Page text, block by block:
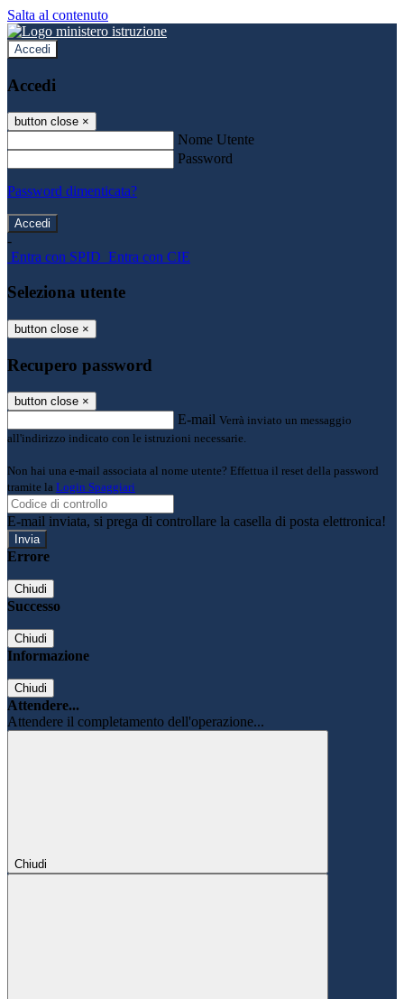
Salta al contenuto
Accedi
Accedi
button close ×
Nome Utente
Password
Password dimenticata?
-
Entra con SPID Entra con CIE
Seleziona utente
button close ×
Recupero password
button close ×
E-mail Verrà inviato un messaggio
all'indirizzo indicato con le istruzioni necessarie.
Non hai una e-mail associata al nome utente? Effettua il reset della password
tramite la Login Spaggiari
E-mail inviata, si prega di controllare la casella di posta elettronica!
Errore
Chiudi
Successo
Chiudi
Informazione
Chiudi
Attendere...
Attendere il completamento dell'operazione...
Chiudi